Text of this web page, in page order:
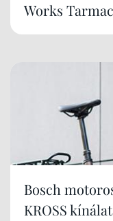
Works
Bosch
KROSS